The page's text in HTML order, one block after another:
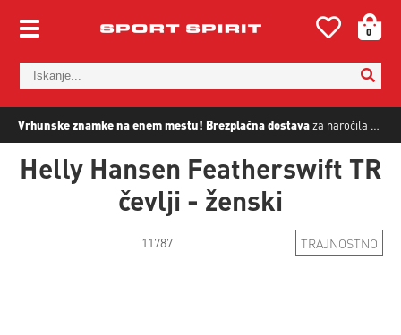
Vrhunske znamke na enem mestu! Brezplačna dostavaza naročila nad
0
Helly Hansen Featherswift TR
čevlji - ženski
11787 TRAJNOSTNO